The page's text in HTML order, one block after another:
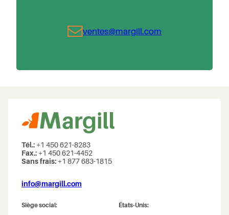
ventes@margill.com
Tél.: +1 450 621-8283
Fax.: +1 450 621-4452
Sans frais: +1 877 683-1815
info@margill.com
Siège social:
États-Unis: